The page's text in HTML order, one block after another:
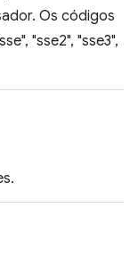
Os códigos
"sse2", "sse3",